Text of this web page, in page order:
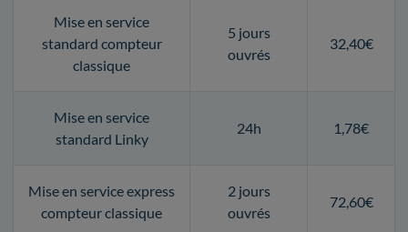
Mise en service
standard compteur
classique
5 jours
ouvrés
32,40€
Mise en service
standard Linky
24h 1,78€
Mise en service express
compteur classique
2 jours
ouvrés
72,60€